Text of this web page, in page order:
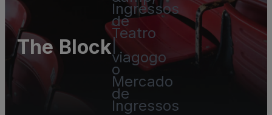
Ingressos
de
Teatro
|
viagogo
o
Mercado
de
Ingressos
The Block